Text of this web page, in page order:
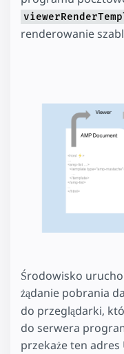
renderowanie
Środowisko
żądanie pobrania
do przeglądarki,
do serwera
przekaże ten